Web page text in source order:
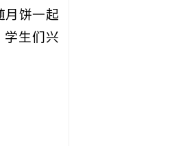
月饼一起
学生们兴